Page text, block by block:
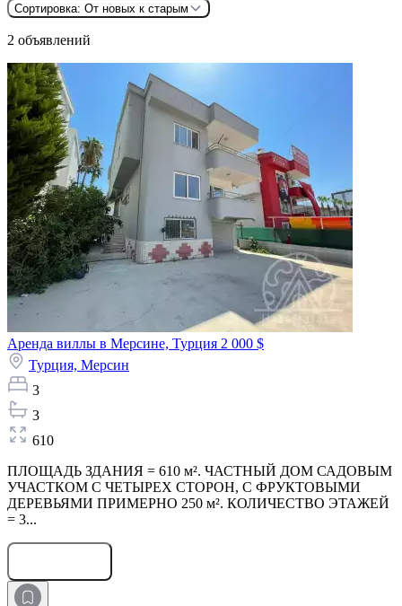
Сортировка: От новых к старым
2 объявлений
Аренда виллы в Мерсине, Турция 2 000 $
Турция, Мерсин
3
3
610
ПЛОЩАДЬ ЗДАНИЯ = 610 м². ЧАСТНЫЙ ДОМ САДОВЫМ
УЧАСТКОМ С ЧЕТЫРЕХ СТОРОН, С ФРУКТОВЫМИ
ДЕРЕВЬЯМИ ПРИМЕРНО 250 м². КОЛИЧЕСТВО ЭТАЖЕЙ
= 3...